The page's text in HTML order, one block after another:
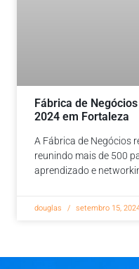
Fábrica de
2024 em Fortaleza
A Fábrica de Negócios
reunindo mais de 500
aprendizado e
douglas setembro 15,